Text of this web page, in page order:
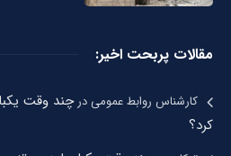
مقالات پربحت اخیر:
کارشناس روابط عمومیدرچند وقت
کرد؟